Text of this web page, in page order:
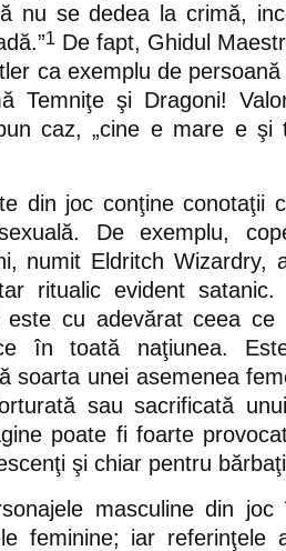
nu se dedea la crimă,
1De fapt, Ghidul
ca exemplu de
Temniţe şi Dragoni!
caz, „cine e mare e şi
din joc conţine conotaţii
De exemplu,
numit Eldritch Wizardry,
ritualic evident satanic.
este cu adevărat ceea
în toată naţiunea.
soarta unei asemenea
sau sacrificată
poate fi foarte
şi chiar pentru
masculine din
feminine; iar referinţele